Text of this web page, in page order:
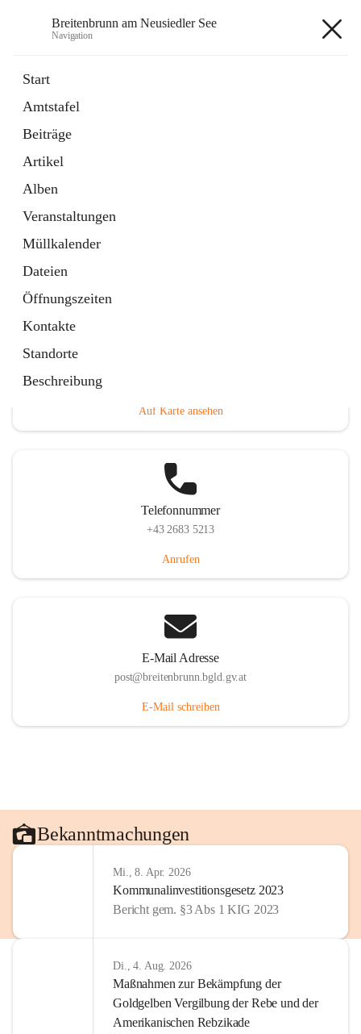
Breitenbrunn am Neusiedler See
Navigation
Start
Amtstafel
Beiträge
Artikel
Alben
Veranstaltungen
Müllkalender
Dateien
Öffnungszeiten
Kontakte
Standorte
Beschreibung
18 Schnellzugriffe
Gemeindeservice
Auf Karte ansehen
Telefonnummer
+43 2683 5213
Anrufen
E-Mail Adresse
post@breitenbrunn.bgld.gv.at
E-Mail schreiben
Bekanntmachungen
Mi., 8. Apr. 2026
Kommunalinvestitionsgesetz 2023
Bericht gem. §3 Abs 1 KIG 2023
Di., 4. Aug. 2026
Maßnahmen zur Bekämpfung der
Goldgelben Vergilbung der Rebe und der
Amerikanischen Rebzikade